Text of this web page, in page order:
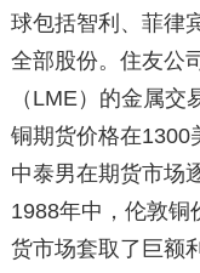
球包括智利、菲律
全部股份。住友公
（LME）的金属
铜期货价格在1300
中泰男在期货市场
1988年中，伦敦铜
货市场套取了巨额